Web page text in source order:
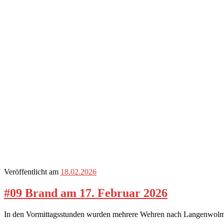
Veröffentlicht am 18.02.2026
#09 Brand am 17. Februar 2026
In den Vormittagsstunden wurden mehrere Wehren nach